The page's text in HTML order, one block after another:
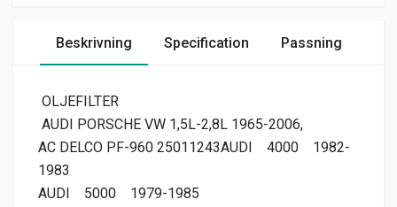
Beskrivning Specification Passning
OLJEFILTER
AUDI PORSCHE VW 1,5L-2,8L 1965-2006,
AC DELCO PF-960 25011243AUDI
4000
1982-
1983
AUDI
5000
1979-1985